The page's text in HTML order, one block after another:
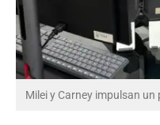
Milei y Carney impulsan